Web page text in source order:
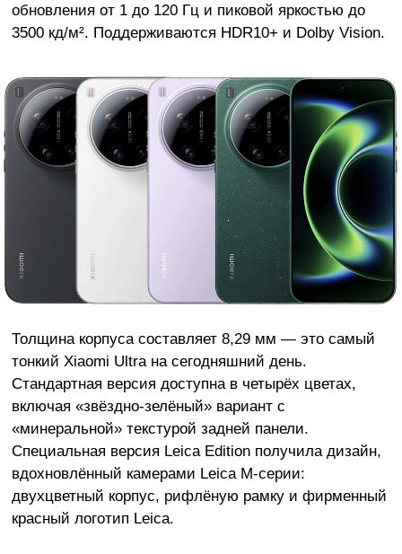
обновления от 1 до 120 Гц и пиковой яркостью до
3500 кд/м². Поддерживаются HDR10+ и Dolby Vision.
Толщина корпуса составляет 8,29 мм — это самый
тонкий Xiaomi Ultra на сегодняшний день.
Стандартная версия доступна в четырёх цветах,
включая «звёздно-зелёный» вариант с
«минеральной» текстурой задней панели.
Специальная версия Leica Edition получила дизайн,
вдохновлённый камерами Leica M-серии:
двухцветный корпус, рифлёную рамку и фирменный
красный логотип Leica.